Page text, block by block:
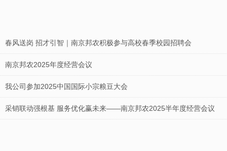
春风送岗 招才引智｜南京邦农积极参与高校春季校园招聘会
南京邦农2025年度经营会议
我公司参加2025中国国际小宗粮豆大会
采销联动强根基 服务优化赢未来——南京邦农2025半年度经营会议